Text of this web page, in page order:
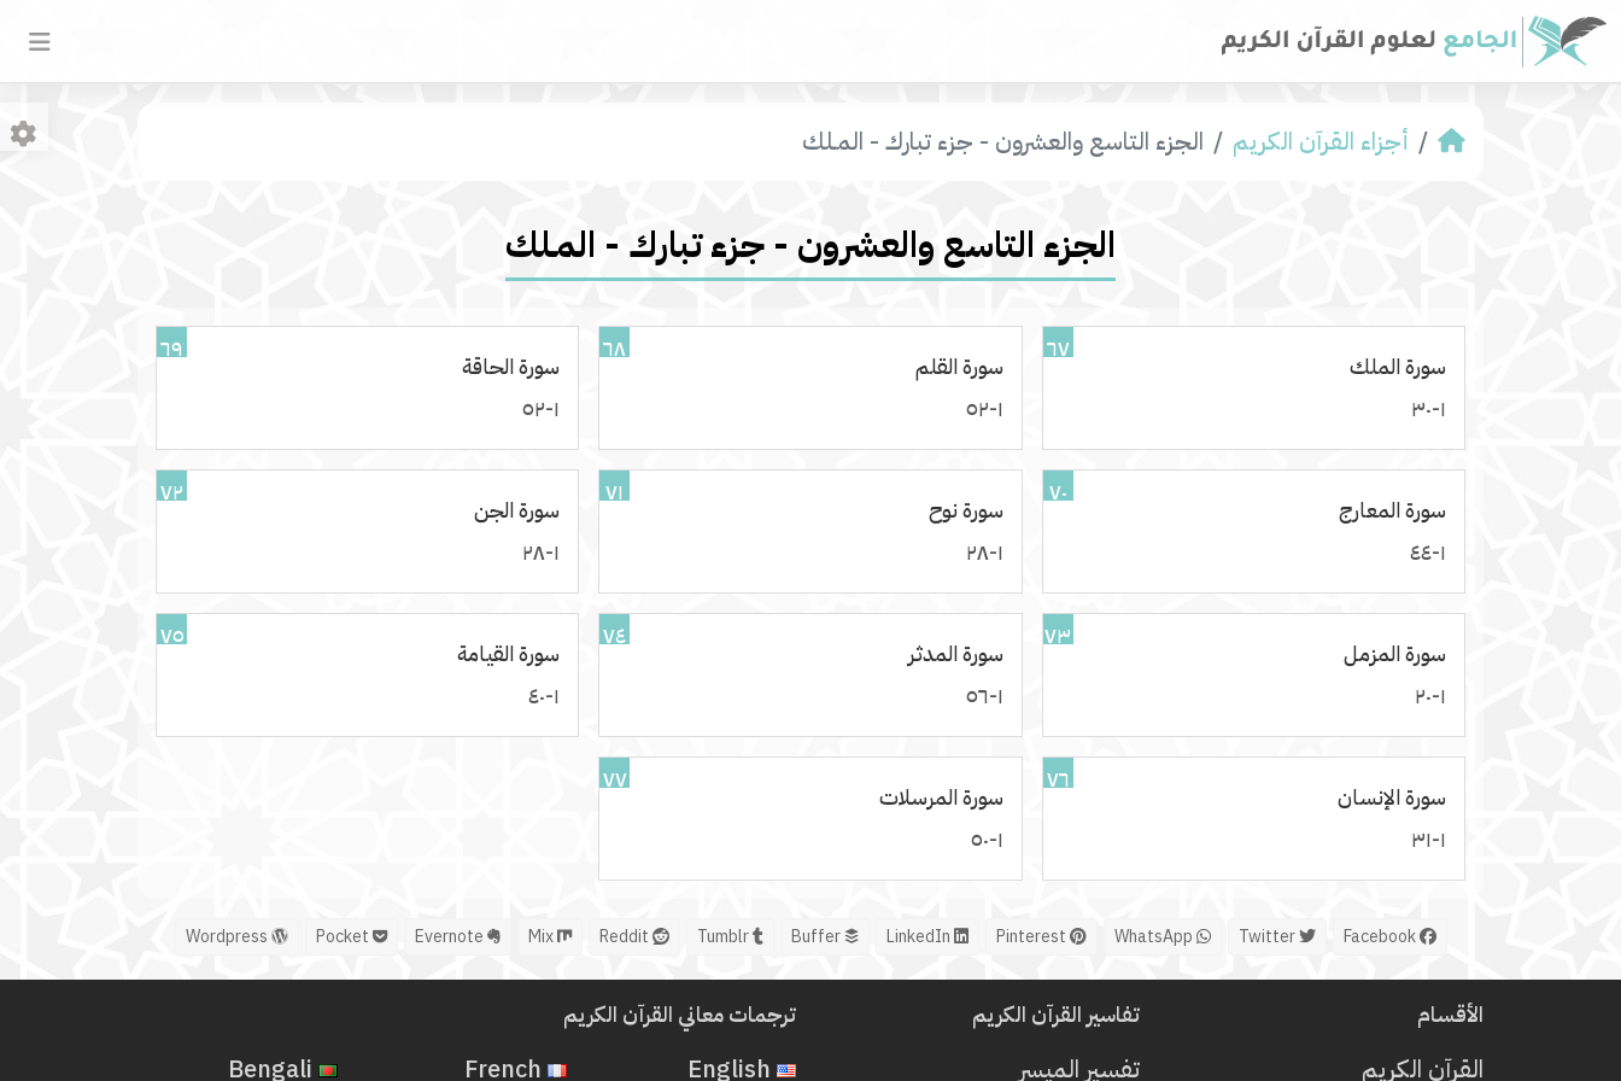
أجزاء القرآن الكريم الجزء التاسع والعشرون - جزء تبارك - المـلك
الجزء التاسع والعشرون - جزء تبارك - المـلك
٦٧
سورة الملك
١-٣٠
٦٨
سورة القلم
١-٥٢
٦٩
سورة الحاقة
١-٥٢
٧٠
سورة المعارج
١-٤٤
٧١
سورة نوح
١-٢٨
٧٢
سورة الجن
١-٢٨
٧٣
سورة المزمل
١-٢٠
٧٤
سورة المدثر
١-٥٦
٧٥
سورة القيامة
١-٤٠
٧٦
سورة الإنسان
١-٣١
٧٧
سورة المرسلات
١-٥٠
Facebook
Twitter
Buffer
Tumblr
Mix
الأقسام
القرآن الكريم
تفاسير القرآن الكريم
تفسير المیسر
ترجمات معاني القرآن الكريم